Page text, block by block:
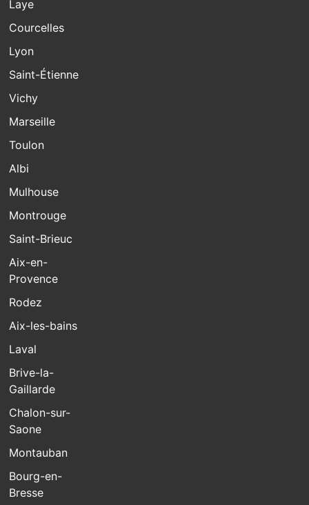
Laye
Courcelles
Lyon
Saint-Étienne
Vichy
Marseille
Toulon
Albi
Mulhouse
Montrouge
Saint-Brieuc
Aix-en-
Provence
Rodez
Aix-les-bains
Laval
Brive-la-
Gaillarde
Chalon-sur-
Saone
Montauban
Bourg-en-
Bresse